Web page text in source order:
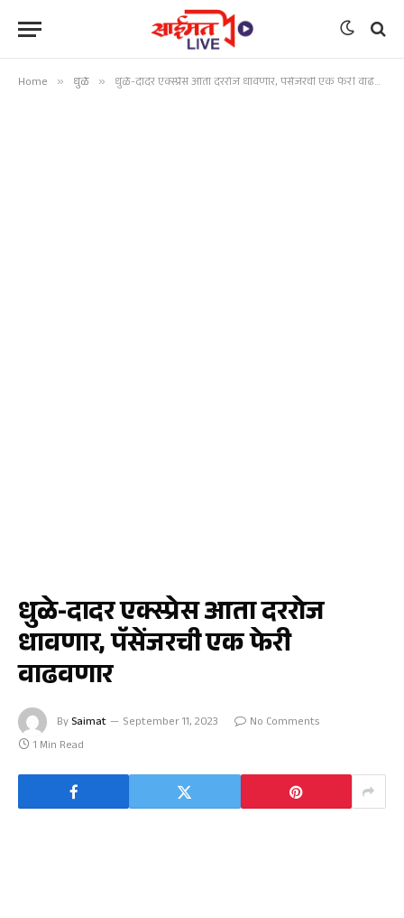
Home » धुळे » धुळे-दादर एक्स्प्रेस आता दररोज धावणार, पॅसेंजरची एक फेरी वाढवणार
धुळे-दादर एक्स्प्रेस आता दररोज
धावणार, पॅसेंजरची एक फेरी
वाढवणार
By Saimat September 11, 2023
No Comments
1 Min Read